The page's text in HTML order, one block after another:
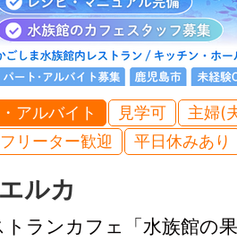
アルバイト 見学可
主婦(
リーター歓迎
平日休みあり
ルカ
トランカフェ「水族館の